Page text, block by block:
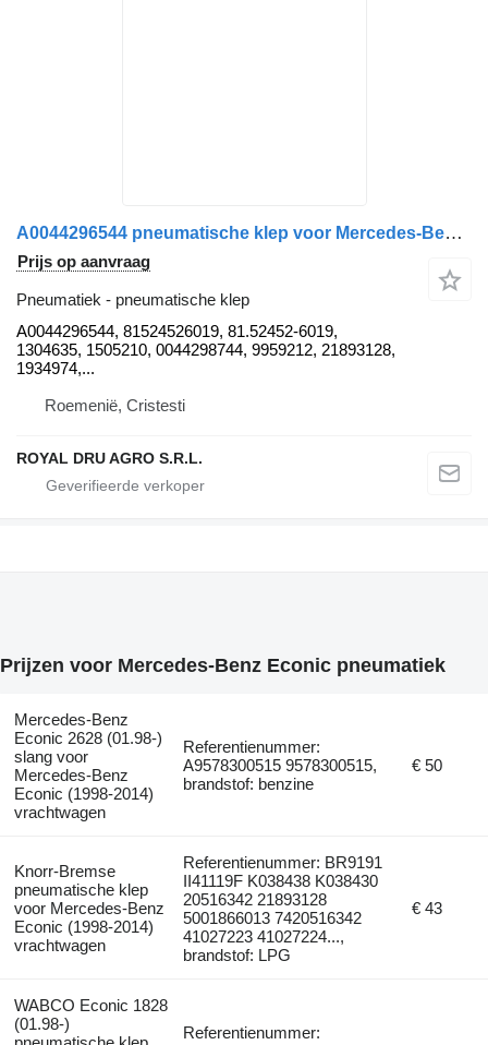
A0044296544 pneumatische klep voor Mercedes-Benz Econic 1828 vrachtwagen
Prijs op aanvraag
Pneumatiek - pneumatische klep
A0044296544, 81524526019, 81.52452-6019,
1304635, 1505210, 0044298744, 9959212, 21893128,
1934974,...
Roemenië, Cristesti
ROYAL DRU AGRO S.R.L.
Prijzen voor Mercedes-Benz Econic pneumatiek
Mercedes-Benz
Econic 2628 (01.98-)
slang voor
Mercedes-Benz
Econic (1998-2014)
vrachtwagen
Referentienummer:
A9578300515 9578300515,
brandstof: benzine
€ 50
Knorr-Bremse
pneumatische klep
voor Mercedes-Benz
Econic (1998-2014)
vrachtwagen
Referentienummer: BR9191
II41119F K038438 K038430
20516342 21893128
5001866013 7420516342
41027223 41027224...,
brandstof: LPG
€ 43
WABCO Econic 1828
(01.98-)
Referentienummer: